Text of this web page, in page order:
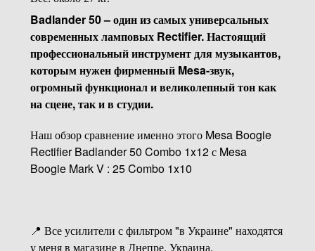
Badlander 50 – один из самых универсальных
современных ламповых Rectifier. Настоящий
профессиональный инструмент для музыкантов,
которым нужен фирменный Mesa-звук,
огромный функционал и великолепный тон как
на сцене, так и в студии.
Наш обзор сравнение именно этого Mesa Boogie
Rectifier Badlander 50 Combo 1x12 с Mesa
Boogie Mark V : 25 Combo 1x10
📍 Все усилители с фильтром "в Украине" находятся
у меня в магазине в Днепре, Украина.